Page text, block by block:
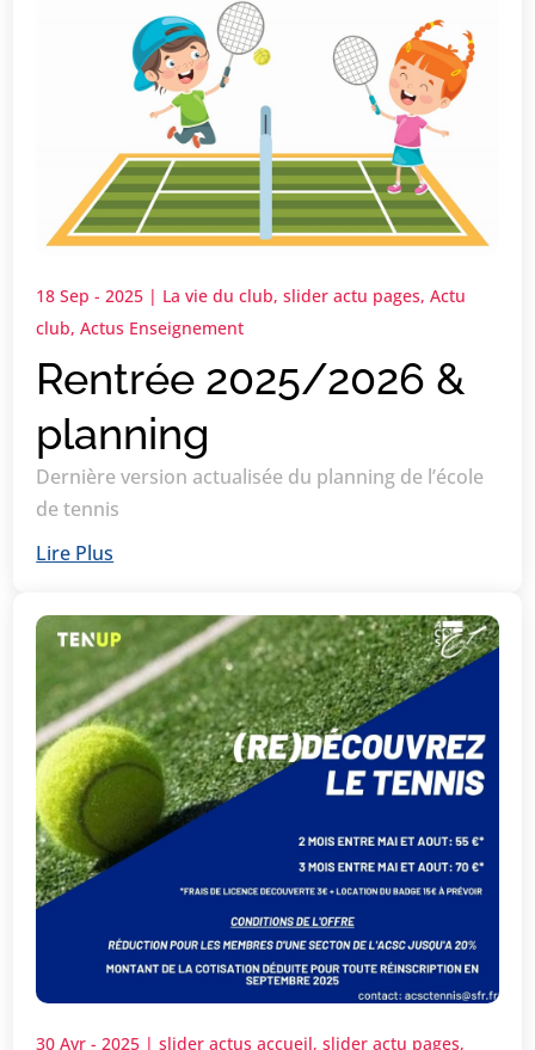
Rentrée 2025/2026 &
planning
18 Sep - 2025 | La vie du club,slider actu pages,Actu
club,Actus Enseignement
Dernière version actualisée du planning de l’école
de tennis
Lire Plus
30 Avr - 2025 |slider actus accueil,slider actu pages,